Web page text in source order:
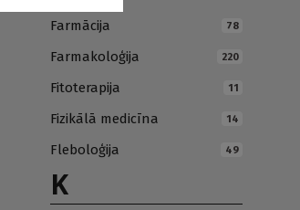
Farmācija 78
Farmakoloģija 220
Fitoterapija 11
Fizikālā medicīna 14
Fleboloģija 49
K